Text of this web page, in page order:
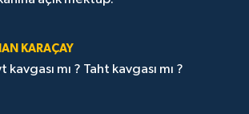
KARAÇAY
kavgası mı ? Taht kavgası mı ?